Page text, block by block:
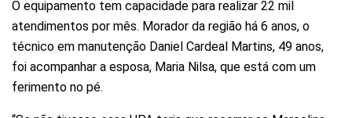
O equipamento tem capacidade para realizar 22 mil
atendimentos por mês. Morador da região há 6 anos, o
técnico em manutenção Daniel Cardeal Martins, 49 anos,
foi acompanhar a esposa, Maria Nilsa, que está com um
ferimento no pé.